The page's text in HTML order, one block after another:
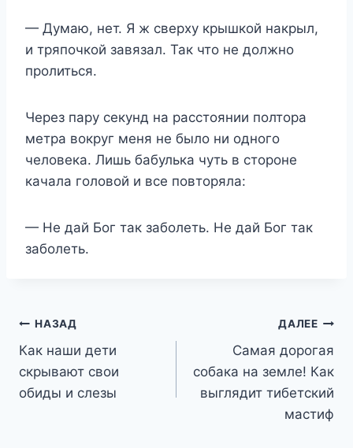
— Думаю, нет. Я ж сверху крышкой накрыл,
и тряпочкой завязал. Так что не должно
пролиться.
Через пару секунд на расстоянии полтора
метра вокруг меня не было ни одного
человека. Лишь бабулька чуть в стороне
качала головой и все повторяла:
— Не дай Бог так заболеть. Не дай Бог так
заболеть.
Навигация
по
записям
НАЗАД
Как наши дети
скрывают свои
обиды и слезы
ДАЛЕЕ
Самая дорогая
собака на земле! Как
выглядит тибетский
мастиф